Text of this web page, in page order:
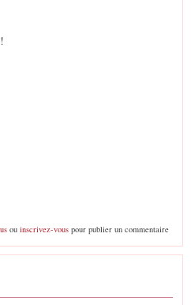
fleur
ou inscrivez-vouspour publier un commentaire